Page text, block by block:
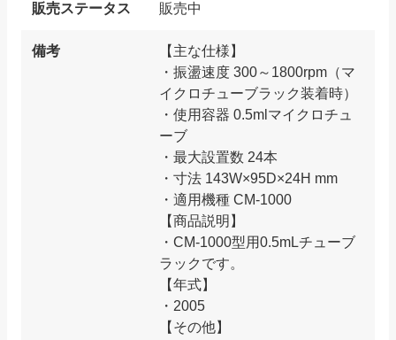
販売ステータス 販売中
備考
【主な仕様】
・振盪速度 300～1800rpm（マ
イクロチューブラック装着時）
・使用容器 0.5mlマイクロチュ
ーブ
・最大設置数 24本
・寸法 143W×95D×24H mm
・適用機種 CM-1000
【商品説明】
・CM-1000型用0.5mLチューブ
ラックです。
【年式】
・2005
【その他】